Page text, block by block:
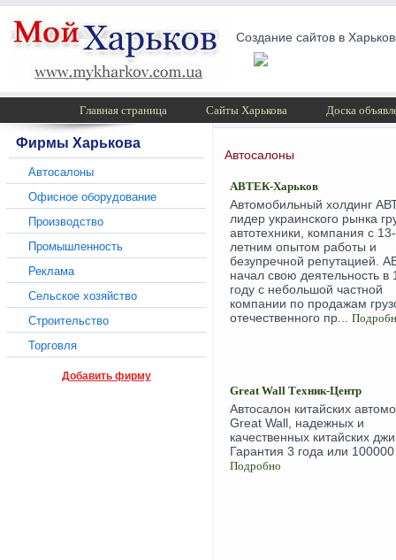
Создание сайтов в
Главная страница Сайты Харькова Доска
Фирмы Харькова
Автосалоны
Офисное оборудование
Производство
Промышленность
Реклама
Сельское хозяйство
Строительство
Торговля
Добавить фирму
Автосалоны
АВТЕК-Харьков
Автомобильный холдинг
лидер украинского рынка
автотехники, компания с 13-
летним опытом работы и
безупречной репутацией.
начал свою деятельность в
году с небольшой частной
компании по продажам
отечественного пр...
Great Wall Техник-Центр
Автосалон китайских
Great Wall, надежных и
качественных китайских
Гарантия 3 года или
Подробно